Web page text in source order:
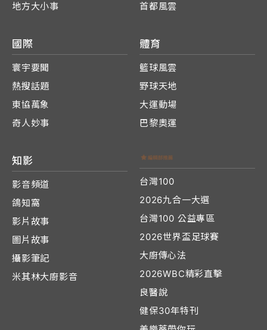
地方大小事
首都風雲
國際
寰宇要聞
熱搜話題
東協萬象
奇人妙事
體育
籃球風雲
野球天地
大運動場
巴黎奧運
知影
影音頻道
鴿知窩
影片故事
圖片故事
攝影筆記
米其林大廚影音
台灣100
2026九合一大選
台灣100 公益專區
2026世界盃足球賽
大廚傳心法
2026WBC精彩直擊
良醫說
健保30年特刊